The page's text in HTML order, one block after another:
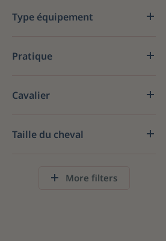
Type équipement
Pratique
Cavalier
Taille du cheval
More filters